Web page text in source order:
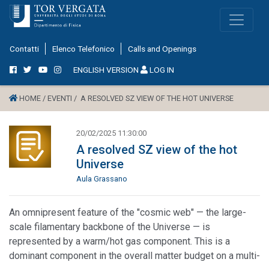
Contatti Elenco Telefonico Calls and Openings
ENGLISH VERSION LOG IN
HOME / EVENTI / A RESOLVED SZ VIEW OF THE HOT UNIVERSE
20/02/2025 11:30:00
A resolved SZ view of the hot
Universe
Aula Grassano
An omnipresent feature of the "cosmic web" — the large-
scale filamentary backbone of the Universe — is
represented by a warm/hot gas component. This is a
dominant component in the overall matter budget on a multi-